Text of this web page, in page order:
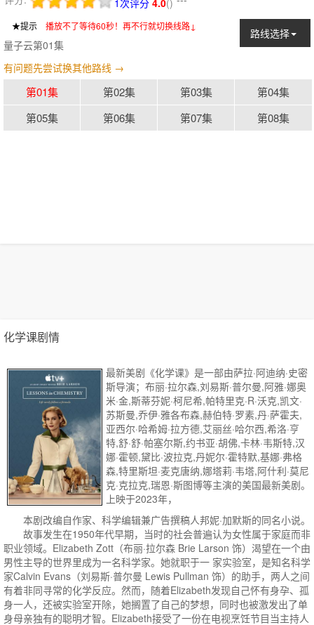
★提示 播放不了等待60秒！再不行就切换线路↓
路线选择
量子云第01集
有问题先尝试换其他路线 →
第01集 第02集 第03集
第04集
第05集
第06集 第07集 第08集
化学课剧情
最新美剧《化学课》是一部由萨拉·阿迪纳·史密
斯导演；布丽·拉尔森,刘易斯·普尔曼,阿雅·娜奥
米·金,斯蒂芬妮·柯尼希,帕特里克·R·沃克,凯文·
苏斯曼,乔伊·雅各布森,赫伯特·罗素,丹·萨霍夫,
亚西尔·哈希姆·拉方德,艾丽丝·哈尔西,希洛·亨
特,舒·舒·帕塞尔斯,约书亚·胡佛,卡林·韦斯特,汉
娜·霍顿,黛比·波拉克,丹妮尔·霍特默,基娜·弗格
森,特里斯坦·麦克唐纳,娜塔莉·韦塔,阿什利·莫尼
克·克拉克,瑞恩·斯图博等主演的美国最新美剧。
上映于2023年，
本剧改编自作家、科学编辑兼广告撰稿人邦妮·加默斯的同名小说。
故事发生在1950年代早期，当时的社会普遍认为女性属于家庭而非
职业领域。Elizabeth Zott（布丽·拉尔森 Brie Larson 饰）渴望在一个由
男性主导的世界里成为一名科学家。她就职于一 家实验室，是知名科学
家Calvin Evans（刘易斯·普尔曼 Lewis Pullman 饰）的助手，两人之间
有着非同寻常的化学反应。然而，随着Elizabeth发现自己怀有身孕、孤
身一人，还被实验室开除，她搁置了自己的梦想，同时也被激发出了单
身母亲独有的聪明才智。Elizabeth接受了一份在电视烹饪节目当主持人